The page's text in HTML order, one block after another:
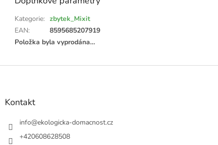
Kategorie: zbytek_Mixit
EAN:
8595685207919
Položka byla vyprodána…
Z
Kontakt
info@ekologicka-domacnost.cz
+420608628508